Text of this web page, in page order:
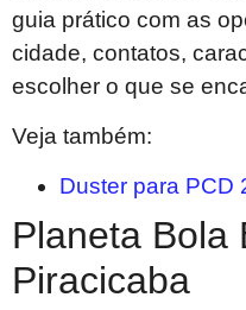
guia prático com as
cidade, contatos,
escolher o que se
Veja também:
Duster para PCD
Planeta Bola
Piracicaba